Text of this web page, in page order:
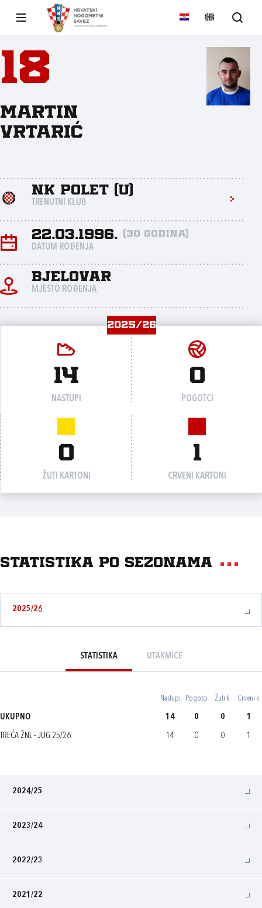
18
Martin
Vrtarić
NK Polet (U)
TRENUTNI KLUB
22.03.1996. (30 godina)
DATUM ROĐENJA
Bjelovar
MJESTO ROĐENJA
2025/26
14
NASTUPI
0
POGOTCI
0
ŽUTI KARTONI
1
CRVENI KARTONI
Statistika po sezonama
2025/26
STATISTIKA UTAKMICE
Nastupi Pogotci Žuti k. Crveni k.
UKUPNO 14 0 0 1
TREĆA ŽNL - JUG 25/26 14 0 0 1
2024/25
2023/24
2022/23
2021/22